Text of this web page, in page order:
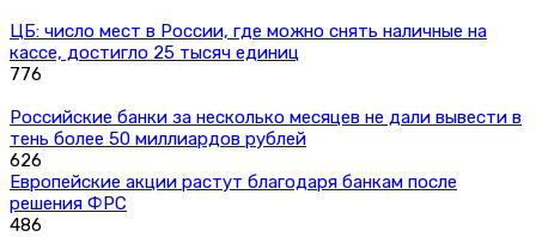
ЦБ: число мест в России, где можно снять наличные на
кассе, достигло 25 тысяч единиц
776
Российские банки за несколько месяцев не дали вывести в
тень более 50 миллиардов рублей
626
Европейские акции растут благодаря банкам после
решения ФРС
486